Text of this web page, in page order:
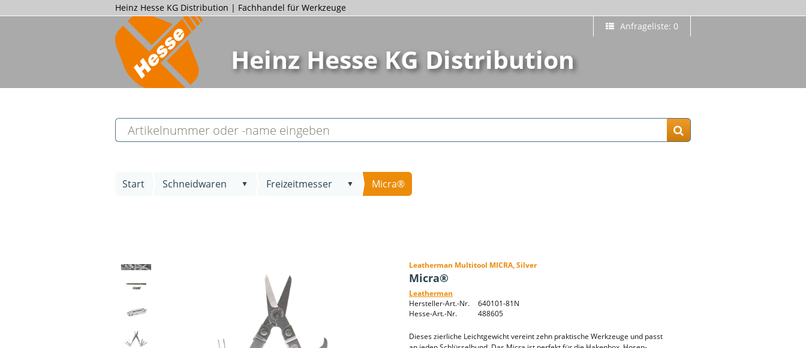
Heinz Hesse KG Distribution | Fachhandel für Werkzeuge
Anfrageliste: 0
Heinz Hesse KG Distribution
Start Schneidwaren ▼ Freizeitmesser ▼ Micra®
Leatherman Multitool MICRA, Silver
Micra®
Leatherman
Hersteller-Art.-Nr.
640101-81N
Hesse-Art.-Nr.
488605
Dieses zierliche Leichtgewicht vereint zehn praktische Werkzeuge und passt